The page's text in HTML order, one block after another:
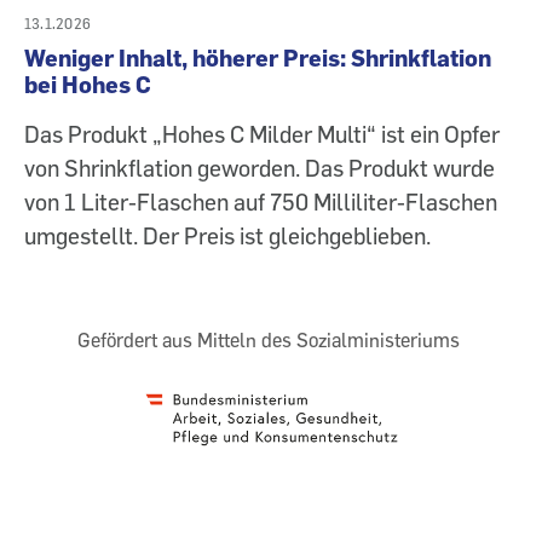
13.1.2026
Weniger Inhalt, höherer Preis: Shrinkflation
bei Hohes C
Das Produkt „Hohes C Milder Multi“ ist ein Opfer
von Shrinkflation geworden. Das Produkt wurde
von 1 Liter-Flaschen auf 750 Milliliter-Flaschen
umgestellt. Der Preis ist gleichgeblieben.
Gefördert aus Mitteln des Sozialministeriums